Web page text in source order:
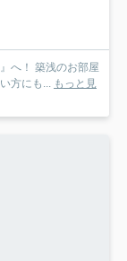
へ！ 築浅のお部屋
方にも...
もっと見